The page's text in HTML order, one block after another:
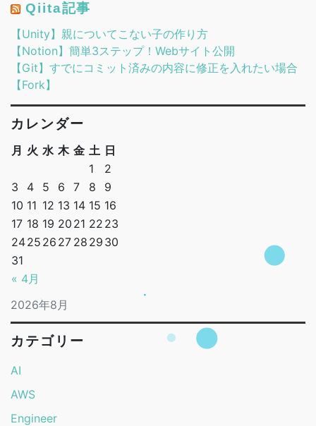
Qiita記事
【Unity】親についてこない子の作り方
【Notion】簡単3ステップ！Webサイト公開
【Git】すでにコミット済みの内容に修正を入れたい場合
【Fork】
カレンダー
2026年8月
月 火 水 木 金 土 日
« 4月
1
2
3
4 5 6 7 8
9
10 11 12 13 14 15 16
17 18 19 20 21 22 23
2425 26 27 28 29 30
31
カテゴリー
AI
AWS
Engineer